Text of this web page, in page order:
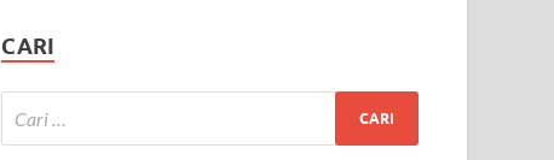
CARI